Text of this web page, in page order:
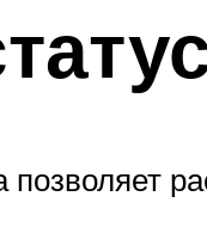
позволяет